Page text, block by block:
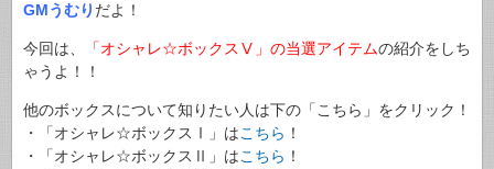
GMうむり だよ！
今回は、 「オシャレ☆ボックスⅤ」の当選アイテムの紹介をしち
ゃうよ！！
他のボックスについて知りたい人は下の「こちら」をクリック！
・「オシャレ☆ボックスⅠ」はこちら ！
・「オシャレ☆ボックスⅡ」はこちら ！